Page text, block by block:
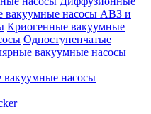
вакуумные насосы АВЗ и
Криогенные вакуумные
Одноступенчатые
вакуумные насосы
вакуумные насосы